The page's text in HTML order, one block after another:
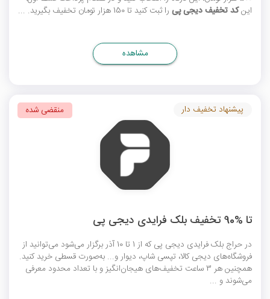
اینکد تخفیف دیجی پی را ثبت کنید تا 150 هزار تومان تخفیف بگیرید. ...
مشاهده
تا %90 تخفیف بلک فرایدی دیجی پی
در حراج بلک فرایدی
دیجی پی که از 1 تا 10 آذر برگزار می‌شود می‌توانید از
فروشگاه‌های دیجی کالا، تپسی شاپ، دیوار و... به‌صورت قسطی خرید کنید.
همچنین هر 3 ساعت تخفیف‌های هیجان‌انگیز و با تعداد محدود معرفی
می‌شوند و ...
پیشنهاد تخفیف دار منقضی شده